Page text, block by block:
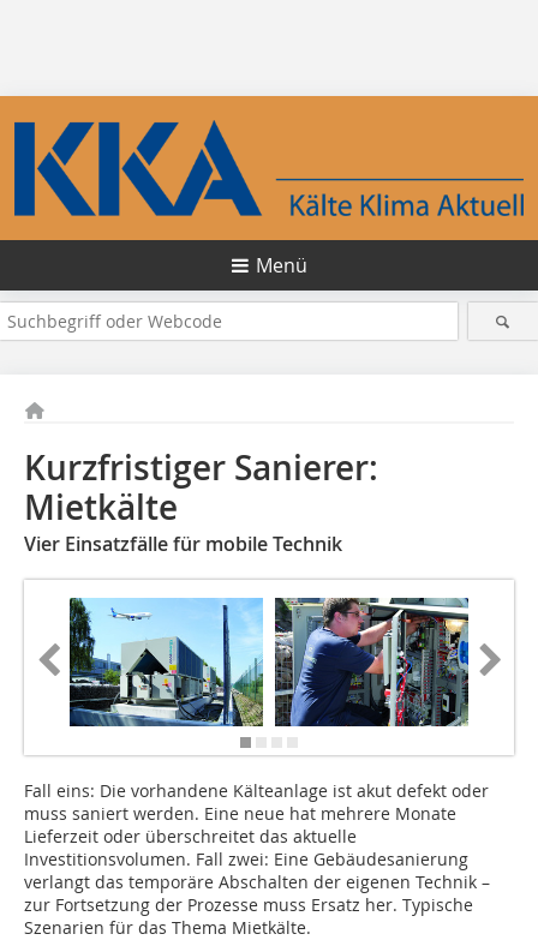
Menü
Kurzfristiger Sanierer:
Mietkälte
Vier Einsatzfälle für mobile Technik
Fall eins: Die vorhandene Kälteanlage ist akut defekt oder
muss saniert werden. Eine neue hat mehrere Monate
Lieferzeit oder überschreitet das aktuelle
Investitionsvolumen. Fall zwei: Eine Gebäudesanierung
verlangt das temporäre Abschalten der eigenen Technik –
zur Fortsetzung der Prozesse muss Ersatz her. Typische
Szenarien für das Thema Mietkälte.